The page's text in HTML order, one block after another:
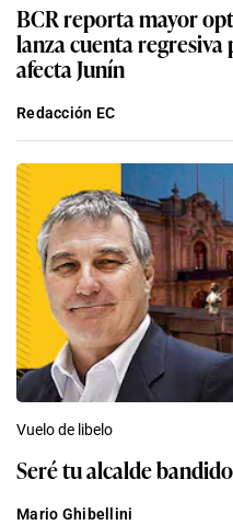
BCR reporta mayor
lanza cuenta regresiva
afecta Junín
Redacción EC
Vuelo de libelo
Seré tu alcalde bandido
Mario Ghibellini